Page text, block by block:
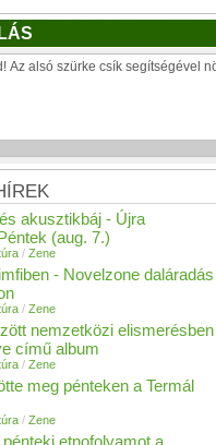
akusztikbáj - Újra
(aug. 7.)
/ Zene
- Novelzone daláradás
/ Zene
nemzetközi elismerésben
című album
/ Zene
meg pénteken a Termál
/ Zene